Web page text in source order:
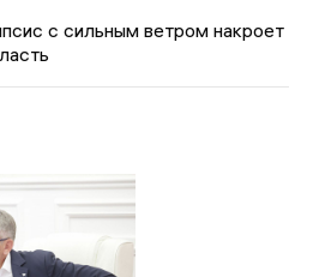
с сильным ветром накроет